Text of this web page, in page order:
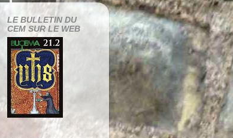
LE BULLETIN DU
CEM SUR LE WEB